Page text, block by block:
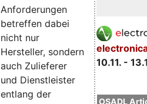
10.11. -
OSADL
Anforderungen
betreffen dabei
nicht nur
Hersteller, sondern
auch Zulieferer
und Dienstleister
entlang der